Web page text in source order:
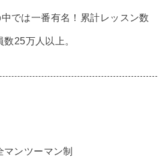
では一番有名！累計レッスン数
25万人以上。
マンツーマン制